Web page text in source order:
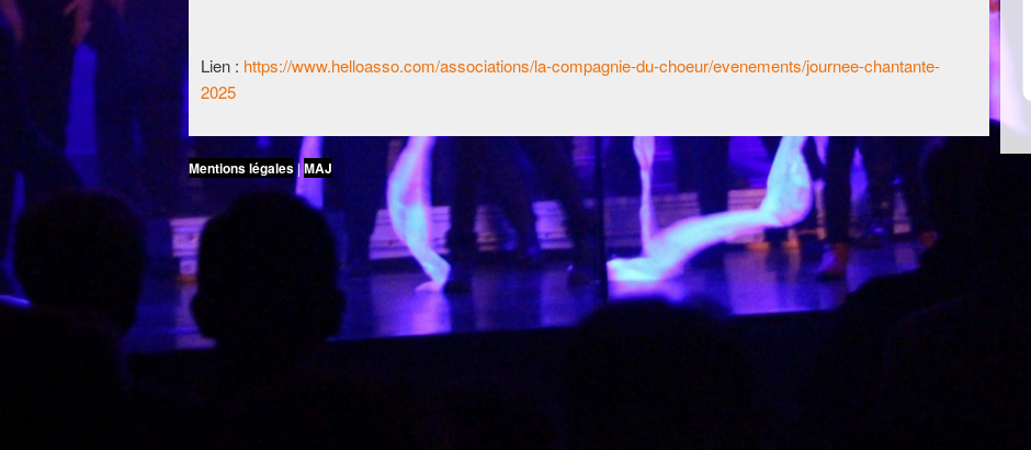
Lien : https://www.helloasso.com/associations/la-compagnie-du-choeur/evenements/journee-chantante-
2025
Mentions légales|MAJ